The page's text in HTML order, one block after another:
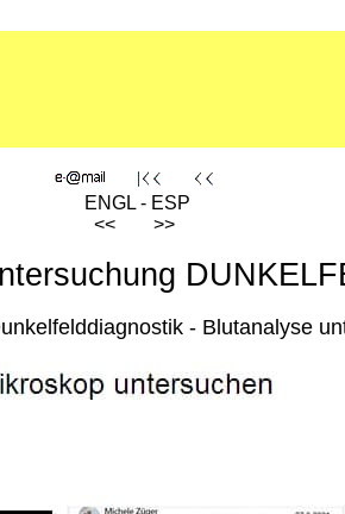
ENGL - ESP
<< >>
- Blutanalyse